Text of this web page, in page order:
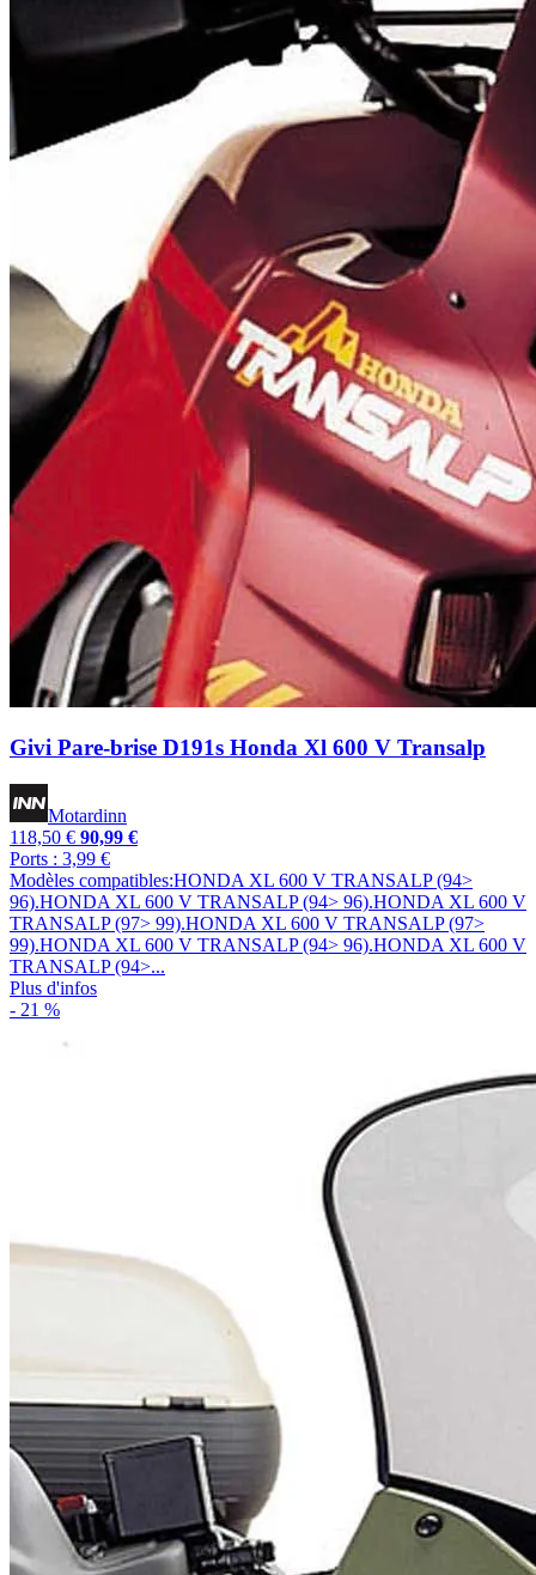
Givi Pare-brise D191s Honda Xl 600 V Transalp
Motardinn
118,50 € 90,99 €
Ports : 3,99 €
Modèles compatibles:HONDA XL 600 V TRANSALP (94>
96).HONDA XL 600 V TRANSALP (94> 96).HONDA XL 600 V
TRANSALP (97> 99).HONDA XL 600 V TRANSALP (97>
99).HONDA XL 600 V TRANSALP (94> 96).HONDA XL 600 V
TRANSALP (94>...
Plus d'infos
- 21 %